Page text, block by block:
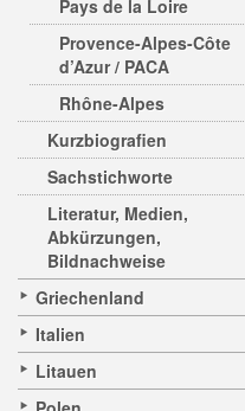
Pays de la Loire
Provence-Alpes-Côte
d’Azur / PACA
Rhône-Alpes
Kurzbiografien
Sachstichworte
Literatur, Medien,
Abkürzungen,
Bildnachweise
Griechenland
Italien
Litauen